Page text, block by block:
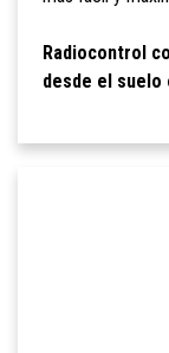
Radiocontrol
desde el suelo